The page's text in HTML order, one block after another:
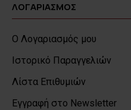
ΛΟΓΑΡΙΑΣΜΟΣ
Ο Λογαριασμός μου
Ιστορικό Παραγγελιών
Λίστα Επιθυμιών
Εγγραφή στο Newsletter